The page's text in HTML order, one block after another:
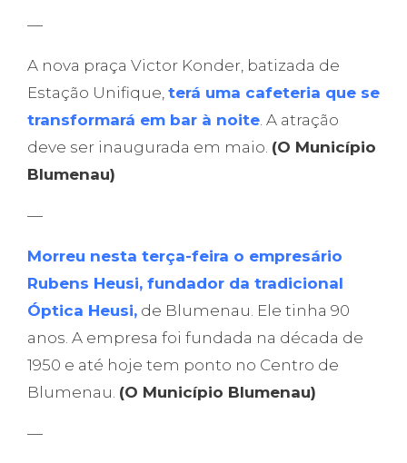
—
A nova praça Victor Konder, batizada de
Estação Unifique, terá uma cafeteria que se
transformará em bar à noite. A atração
deve ser inaugurada em maio. (O Município
Blumenau)
—
Morreu nesta terça-feira o empresário
Rubens Heusi, fundador da tradicional
Óptica Heusi, de Blumenau. Ele tinha 90
anos. A empresa foi fundada na década de
1950 e até hoje tem ponto no Centro de
Blumenau. (O Município Blumenau)
—